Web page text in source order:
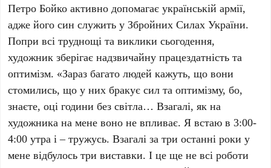
Петро Бойко активно допомагає українській армії,
адже його син служить у Збройних Силах України.
Попри всі труднощі та виклики сьогодення,
художник зберігає надзвичайну працездатність та
оптимізм. «Зараз багато людей кажуть, що вони
стомились, що у них бракує сил та оптимізму, бо,
знаєте, оці години без світла… Взагалі, як на
художника на мене воно не впливає. Я встаю в 3:00-
4:00 утра і – тружусь. Взагалі за три останні роки у
мене відбулось три виставки. І це ще не всі роботи